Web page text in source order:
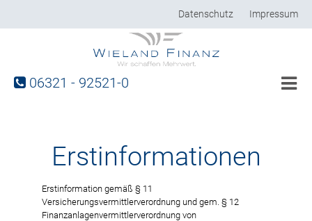
Datenschutz Impressum
06321 - 92521-0
Erstinformationen
Erstinformation gemäß § 11
Versicherungsvermittlerverordnung und gem. § 12
Finanzanlagenvermittlerverordnung von